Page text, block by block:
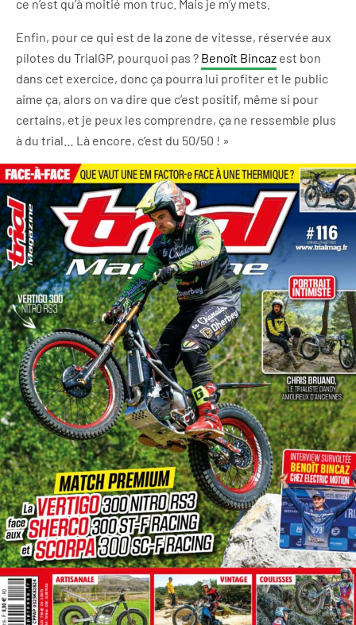
ce n’est qu’à moitié mon truc. Mais je m’y mets.
Enfin, pour ce qui est de la zone de vitesse, réservée aux
pilotes du TrialGP, pourquoi pas ? Benoît Bincaz est bon
dans cet exercice, donc ça pourra lui profiter et le public
aime ça, alors on va dire que c’est positif, même si pour
certains, et je peux les comprendre, ça ne ressemble plus
à du trial… Là encore, c’est du 50/50 ! »